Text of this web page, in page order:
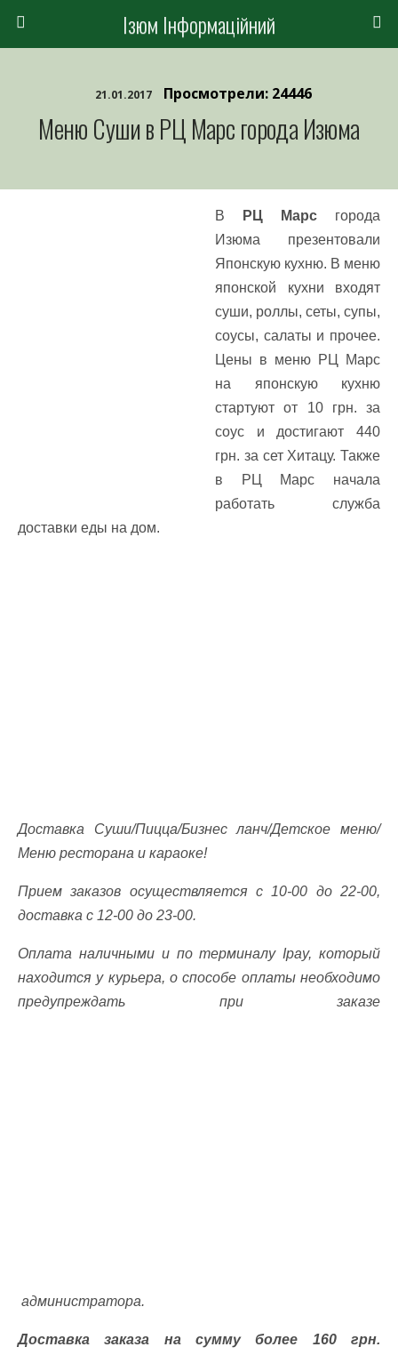
Ізюм Інформаційний
21.01.2017 Просмотрели: 24446
Меню Суши в РЦ Марс города Изюма
В РЦ Марс города
Изюма презентовали
Японскую кухню. В меню
японской кухни входят
суши, роллы, сеты, супы,
соусы, салаты и прочее.
Цены в меню РЦ Марс
на японскую кухню
стартуют от 10 грн. за
соус и достигают 440
грн. за сет Хитацу. Также
в РЦ Марс начала
работать служба
доставки еды на дом.
Доставка Суши/Пицца/Бизнес ланч/Детское меню/
Меню ресторана и караоке!
Прием заказов осуществляется с 10-00 до 22-00,
доставка с 12-00 до 23-00.
Оплата наличными и по терминалу Ipay, который
находится у курьера, о способе оплаты необходимо
предупреждать при заказе
администратора.
Доставка заказа на сумму более 160 грн.